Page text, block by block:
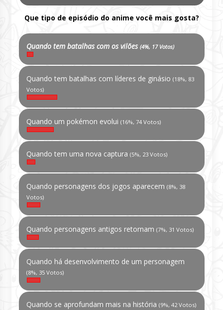
Que tipo de episódio do anime você mais gosta?
Quando tem batalhas com os vilões (4%, 17 Votos)
Quando tem batalhas com líderes de ginásio (18%, 83
Votos)
Quando um pokémon evolui (16%, 74 Votos)
Quando tem uma nova captura (5%, 23 Votos)
Quando personagens dos jogos aparecem (8%, 38
Votos)
Quando personagens antigos retornam (7%, 31 Votos)
Quando há desenvolvimento de um personagem
(8%, 35 Votos)
Quando se aprofundam mais na história (9%, 42 Votos)